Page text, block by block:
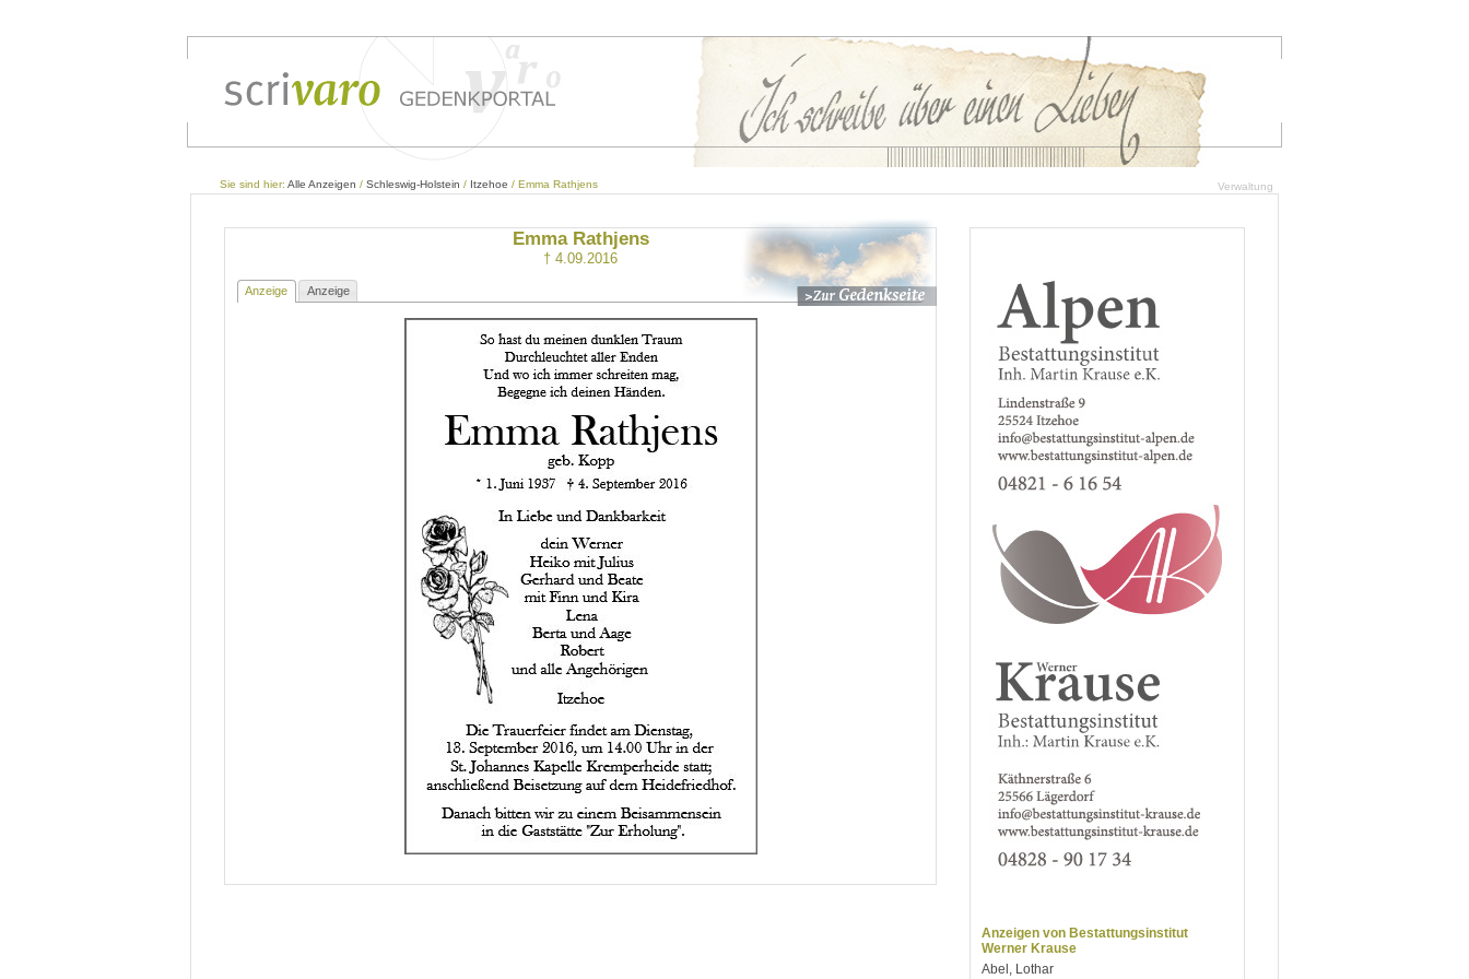
Verwaltung
Sie sind hier: Alle Anzeigen / Schleswig-Holstein / Itzehoe / Emma Rathjens
Emma Rathjens
† 4.09.2016
Anzeige Anzeige
Anzeigen von Bestattungsinstitut
Werner Krause
Abel, Lothar